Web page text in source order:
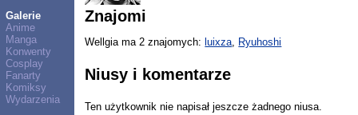
Galerie
Anime
Manga
Konwenty
Cosplay
Fanarty
Komiksy
Wydarzenia
Znajomi
Wellgia ma 2 znajomych: luixza, Ryuhoshi
Niusy i komentarze
Ten użytkownik nie napisał jeszcze żadnego niusa.